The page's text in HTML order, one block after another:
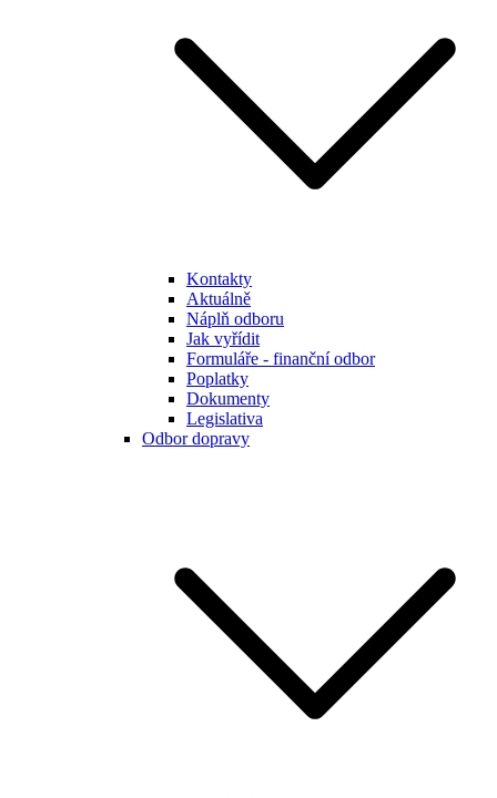
Kontakty
Aktuálně
Náplň odboru
Jak vyřídit
Formuláře - finanční odbor
Poplatky
Dokumenty
Legislativa
Odbor dopravy